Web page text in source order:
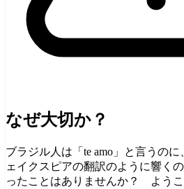
なぜ大切か？
ブラジル人は「te amo」と言うのに
ェイクスピアの翻訳のように響く
ったことはありませんか？ よう